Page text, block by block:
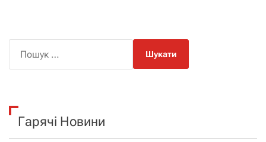
к
Гарячі Новини